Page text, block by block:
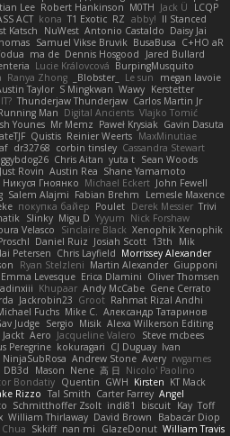
Lee Robert Hankinson M0TH Jack Ü
LCQP
ACT kona T1 Exotic RZ abby! ll Stanced
Katsch NuWest Antonio Castaldo Daisy Jai
Samuel Vikse Bruvik BusaBusa C+HO aR
ma de Dennis Hosgood
Jared Bullard
Lucie Královcová BurpingMusquito
Ranya Zhong _Blobster_ Le sun
megan lavoie
Taylor S Mingkwan Wawy Kerstetter
Thunderjaw Thunderjaw Carlos Martin Jr
Man Digital Ancients Vlajko Tomić
Younes Mr Memz Paweł Krysiak Gavin Dasuta
Quistis Reinier Weerts MaxMinutiae
dr32768 corbin tinsley Cassandra Stewart
Chris Aitan yuta t Sean Woods
Just Rovin Austin Rea Shane Yamamoto
Никуся Гноянко Michael Eckert John Fewell
Salem Alajmi Fabian Brehm
Lemesle Maxence
покупка байер Poulet Derek Messier Trivi
Slinky Migu D Yyyum Nick Forshaw
Velasco Sinclaire Black Xenophik Xenophik
Daniel Ruiz Josiah Scott 13th
Mik
Petersen Chris Layfield Morrissey Alexander
Ryan Stelzleni Martin Alexander Giupponi
Emma Levesque Erica Dlamini Oliver Thomsen
Khupaar Andy McCabe Gene Cerrato
Jackrobin23 Groot Rahmat Rizal Andhi
Fuchs Mike C.
Александр Татаринов
Judge Sergio Misik Alexa Wilkerson Editing
Jackt Aero Jacqueline Valero
Steve mcbees
Peregrine kokuragari CJ Duguay Ivan
NinjaSubRosa Andrew Stone Avery rwgames
DB3d Mason Nene 高 日 Nicolo' Paolino
Bondatiy Quentin GWH Kirsten KT Mack
Rizzo Tal Smith Carter Farrey Angel
Schmitthoffer Zsolt indi81 biscuit Kay Toff
William Thirlaway David Brown
Babacar Diop
Chua Skkiff nan mi GlazeDonut William Travis